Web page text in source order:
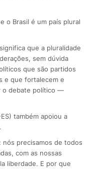
o Brasil é um país plural
que a pluralidade
sem dúvida
que são partidos
e que fortalecem e
o debate político —
também apoiou a
nós precisamos de todos
com as nossas
liberdade. E por que